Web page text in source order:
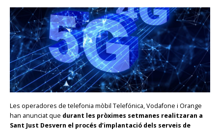
Les operadores de telefonia mòbil Telefónica, Vodafone i Orange
han anunciat que durant les pròximes setmanes realitzaran a
Sant Just Desvern el procés d’implantació dels serveis de